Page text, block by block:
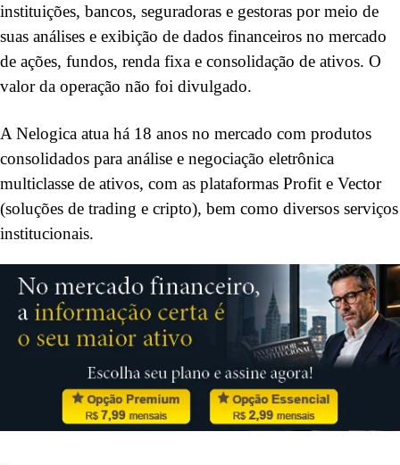
instituições, bancos, seguradoras e gestoras por meio de
suas análises e exibição de dados financeiros no mercado
de ações, fundos, renda fixa e consolidação de ativos. O
valor da operação não foi divulgado.
A Nelogica atua há 18 anos no mercado com produtos
consolidados para análise e negociação eletrônica
multiclasse de ativos, com as plataformas Profit e Vector
(soluções de trading e cripto), bem como diversos serviços
institucionais.